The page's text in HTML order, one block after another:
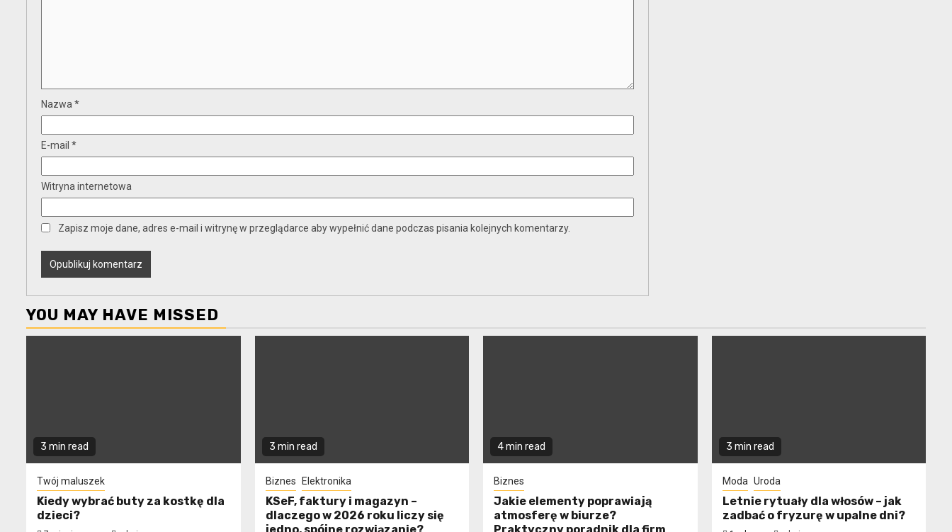
Nazwa *
E-mail *
Witryna internetowa
Zapisz moje dane, adres e-mail i witrynę w przeglądarce aby wypełnić dane podczas pisania kolejnych komentarzy.
YOU MAY HAVE MISSED
3 min read
Twój maluszek
Kiedy wybrać buty za kostkę dla
dzieci?
3 min read
Biznes Elektronika
KSeF, faktury i magazyn –
dlaczego w 2026 roku liczy się
4 min read
Biznes
Jakie elementy poprawiają
atmosferę w biurze?
3 min read
Moda Uroda
Letnie rytuały dla włosów – jak
zadbać o fryzurę w upalne dni?